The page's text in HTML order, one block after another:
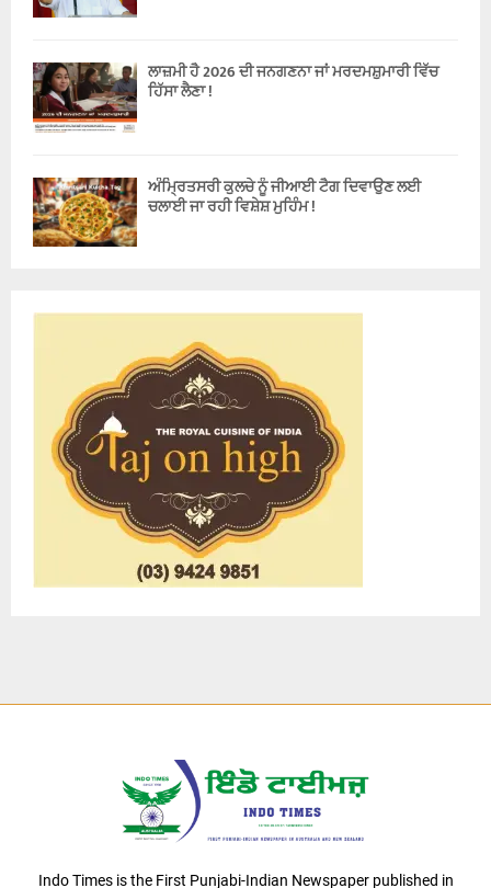
ਲਾਜ਼ਮੀ ਹੈ 2026 ਦੀ ਜਨਗਣਨਾ ਜਾਂ ਮਰਦਮਸ਼ੁਮਾਰੀ ਵਿੱਚ
ਹਿੱਸਾ ਲੈਣਾ !
ਅੰਮ੍ਰਿਤਸਰੀ ਕੁਲਚੇ ਨੂੰ ਜੀਆਈ ਟੈਗ ਦਿਵਾਉਣ ਲਈ
ਚਲਾਈ ਜਾ ਰਹੀ ਵਿਸ਼ੇਸ਼ ਮੁਹਿੰਮ !
Indo Times is the First Punjabi-Indian Newspaper published in